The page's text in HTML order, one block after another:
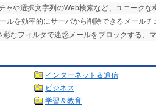
ャや選択文字列のWeb検索など、ユニークな
ルを効率的にサーバから削除できるメールチ
彩なフィルタで迷惑メールをブロックする、
インターネット＆通信
ビジネス
学習＆教育